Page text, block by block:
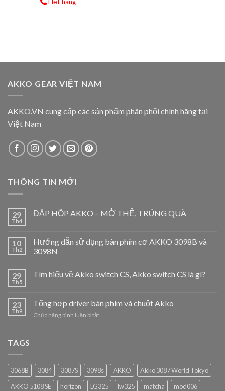
AKKO GEAR VIỆT NAM
AKKO.VN cung cấp các sản phẩm phân phối chính hãng tại
Việt Nam
THÔNG TIN MỚI
29
Th4
ĐẬP HỘP AKKO – MỞ THẺ, TRÚNG QUÀ
10
Th2
Hướng dẫn sử dụng bàn phím cơ AKKO 3098B và
3098N
29
Th5
Tìm hiểu về Akko switch CS, Akko switch CS là gì?
23
Th9
Tổng hợp driver bàn phím và chuột Akko
Chức năng bình luận bị tắtở
và
chuột
Akko
TAGS
3068B 3084 3087S 3098s AKKO
Akko 3087 World Tokyo
AKKO 5108 SE
horizon LG325 lw325 matcha mod006